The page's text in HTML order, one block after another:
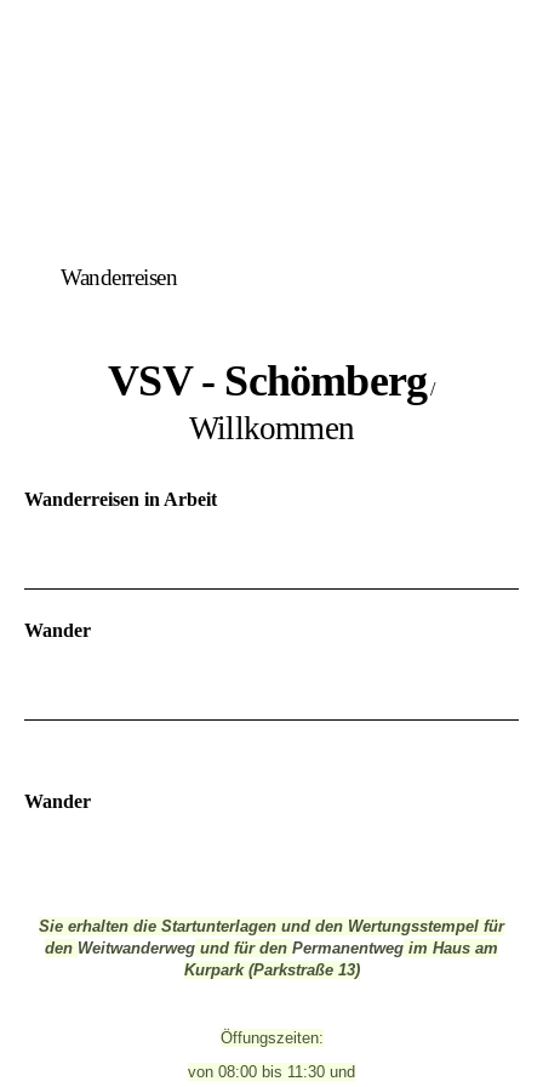
Wanderreisen
VSV - Schömberg/
Willkommen
Wanderreisen in Arbeit
Wander
Wander
Sie erhalten die Startunterlagen und den Wertungsstempel für
den Weitwanderweg und für den Permanentweg im Haus am
Kurpark (Parkstraße 13)
Öffungszeiten:
von 08:00 bis 11:30 und